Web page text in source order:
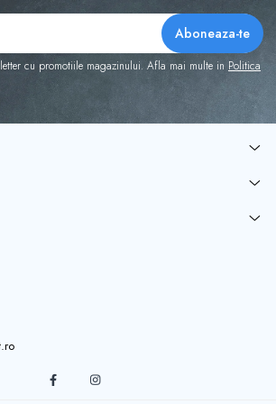
cu promotiile magazinului. Afla mai multe in Politica